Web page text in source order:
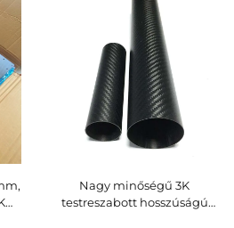
Nagy minőségű 3K
testreszabott hosszúságú